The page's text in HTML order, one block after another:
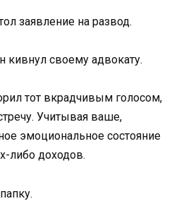
заявление на развод.
кивнул своему адвокату.
тот вкрадчивым голосом,
Учитывая ваше,
эмоциональное состояние
либо доходов.